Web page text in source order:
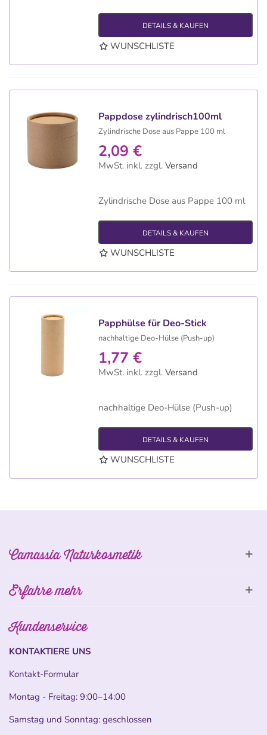
DETAILS & KAUFEN
WUNSCHLISTE
Pappdose zylindrisch100ml
Zylindrische Dose aus Pappe 100 ml
2,09 €
MwSt. inkl. zzgl. Versand
Zylindrische Dose aus Pappe 100 ml
DETAILS & KAUFEN
WUNSCHLISTE
Papphülse für Deo-Stick
nachhaltige Deo-Hülse (Push-up)
1,77 €
MwSt. inkl. zzgl. Versand
nachhaltige Deo-Hülse (Push-up)
DETAILS & KAUFEN
WUNSCHLISTE
Camassia Naturkosmetik
Erfahre mehr
Kundenservice
KONTAKTIERE UNS
Kontakt-Formular
Montag - Freitag: 9:00–14:00
Samstag und Sonntag: geschlossen